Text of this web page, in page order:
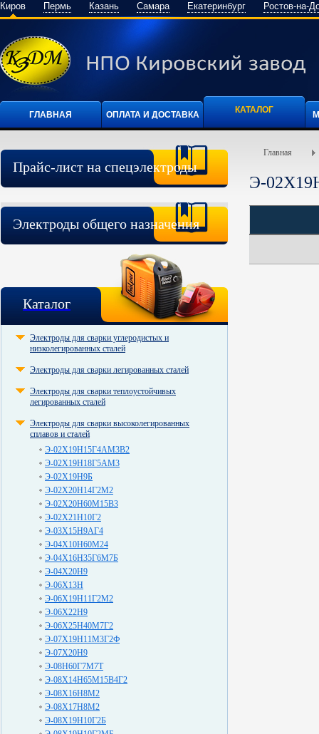
Киров Пермь Казань Самара Екатеринбург Ростов-на-
ГЛАВНАЯ ОПЛАТА И ДОСТАВКА КАТАЛОГ
Прайс-лист на спецэлектроды
Электроды общего назначения
Каталог
Электроды для сварки углеродистых и
низколегированных сталей
Электроды для сварки легированных сталей
Электроды для сварки теплоустойчивых
легированных сталей
Электроды для сварки высоколегированных
сплавов и сталей
Э-02Х19Н15Г4АМ3В2
Э-02Х19Н18Г5АМ3
Э-02Х19Н9Б
Э-02Х20Н14Г2М2
Э-02Х20Н60М15В3
Э-02Х21Н10Г2
Э-03Х15Н9АГ4
Э-04Х10Н60М24
Э-04Х16Н35Г6М7Б
Э-04Х20Н9
Э-06Х13Н
Э-06Х19Н11Г2М2
Э-06Х22Н9
Э-06Х25Н40М7Г2
Э-07Х19Н11М3Г2Ф
Э-07Х20Н9
Э-08Н60Г7М7Т
Э-08Х14Н65М15В4Г2
Э-08Х16Н8М2
Э-08Х17Н8М2
Э-08Х19Н10Г2Б
Главная
Э-